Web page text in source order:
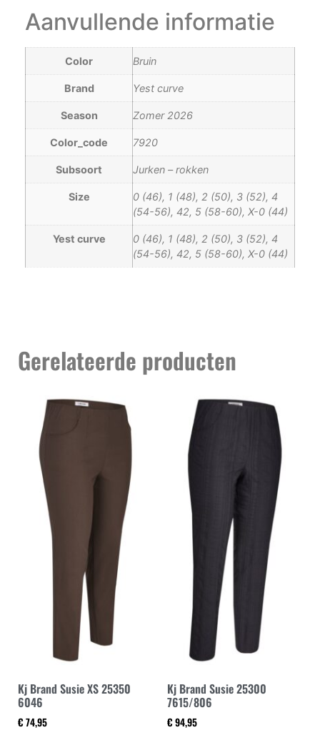
Aanvullende informatie
Color Bruin
Brand Yest curve
Season Zomer 2026
Color_code 7920
Subsoort Jurken – rokken
Size
0 (46), 1 (48), 2 (50), 3 (52), 4
(54-56), 42, 5 (58-60), X-0 (44)
Yest curve
0 (46), 1 (48), 2 (50), 3 (52), 4
(54-56), 42, 5 (58-60), X-0 (44)
Gerelateerde producten
Kj Brand Susie XS 25350
6046
€ 74,95
Kj Brand Susie 25300
7615/806
€ 94,95